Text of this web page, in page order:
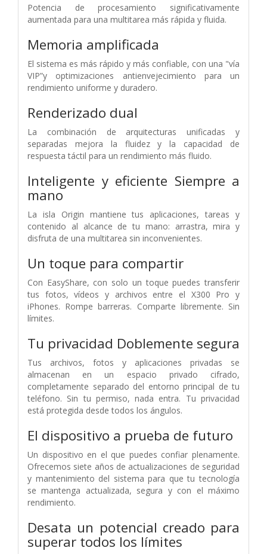
Potencia de procesamiento significativamente
aumentada para una multitarea más rápida y fluida.
Memoria amplificada
El sistema es más rápido y más confiable, con una "vía
VIP”y optimizaciones antienvejecimiento para un
rendimiento uniforme y duradero.
Renderizado dual
La combinación de arquitecturas unificadas y
separadas mejora la fluidez y la capacidad de
respuesta táctil para un rendimiento más fluido.
Inteligente y eficiente Siempre a
mano
La isla Origin mantiene tus aplicaciones, tareas y
contenido al alcance de tu mano: arrastra, mira y
disfruta de una multitarea sin inconvenientes.
Un toque para compartir
Con EasyShare, con solo un toque puedes transferir
tus fotos, vídeos y archivos entre el X300 Pro y
iPhones. Rompe barreras. Comparte libremente. Sin
límites.
Tu privacidad Doblemente segura
Tus archivos, fotos y aplicaciones privadas se
almacenan en un espacio privado cifrado,
completamente separado del entorno principal de tu
teléfono. Sin tu permiso, nada entra. Tu privacidad
está protegida desde todos los ángulos.
El dispositivo a prueba de futuro
Un dispositivo en el que puedes confiar plenamente.
Ofrecemos siete años de actualizaciones de seguridad
y mantenimiento del sistema para que tu tecnología
se mantenga actualizada, segura y con el máximo
rendimiento.
Desata un potencial creado para
superar todos los límites